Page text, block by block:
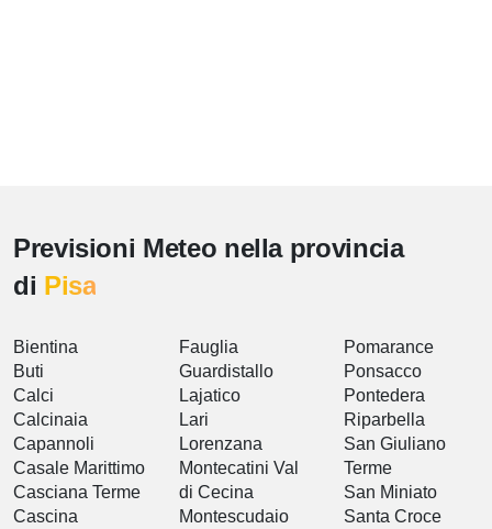
Previsioni Meteo nella provincia
di Pisa
Bientina
Buti
Calci
Calcinaia
Capannoli
Casale Marittimo
Casciana Terme
Cascina
Fauglia
Guardistallo
Lajatico
Lari
Lorenzana
Montecatini Val
di Cecina
Montescudaio
Pomarance
Ponsacco
Pontedera
Riparbella
San Giuliano
Terme
San Miniato
Santa Croce